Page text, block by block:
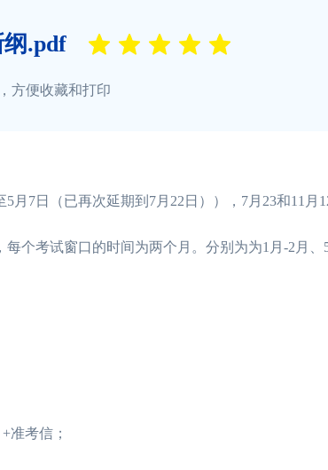
.pdf
方便收藏和打印
7日（已再次延期到7月22日）），7月23和11月
考试窗口的时间为两个月。分别为为1月-2月、5
考信；